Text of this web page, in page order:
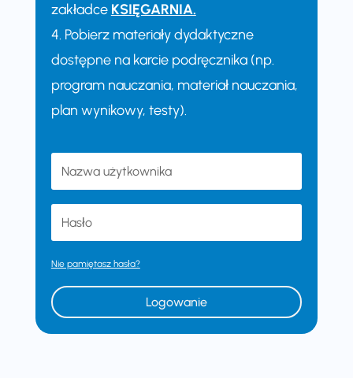
zakładce KSIĘGARNIA.
4. Pobierz materiały dydaktyczne
dostępne na karcie podręcznika (np.
program nauczania, materiał nauczania,
plan wynikowy, testy).
Nie pamiętasz hasła?
Logowanie